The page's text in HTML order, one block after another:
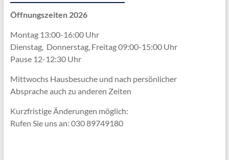
Öffnungszeiten 2026
Montag 13:00-16:00 Uhr
Dienstag, Donnerstag, Freitag 09:00-15:00 Uhr
Pause 12-12:30 Uhr
Mittwochs Hausbesuche und nach persönlicher
Abspracheauch zu anderen Zeiten
Kurzfristige Änderungen möglich:
Rufen Sie uns an: 030 89749180